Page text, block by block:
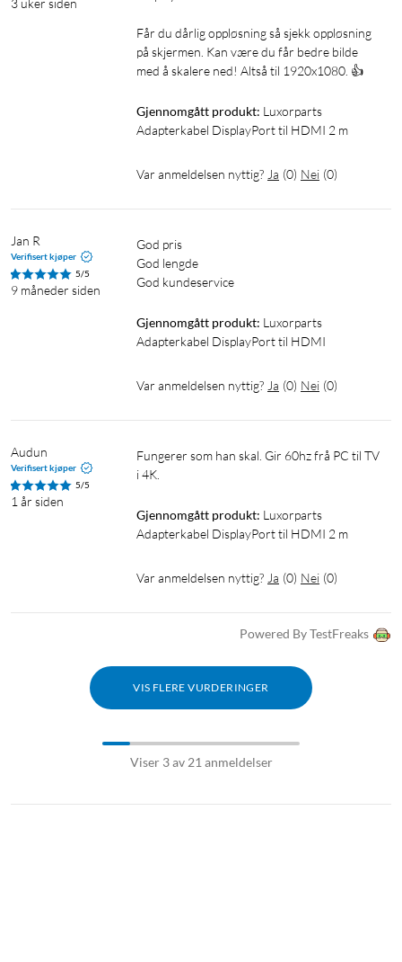
3 uker siden
Får du dårlig oppløsning så sjekk oppløsning
på skjermen. Kan være du får bedre bilde
med å skalere ned! Altså til 1920x1080. 👍
Gjennomgått produkt: Luxorparts
Adapterkabel DisplayPort til HDMI 2 m
Var anmeldelsen nyttig? Ja (0) Nei (0)
Jan R
Verifisert kjøper
5/5
9 måneder siden
God pris
God lengde
God kundeservice
Gjennomgått produkt: Luxorparts
Adapterkabel DisplayPort til HDMI
Var anmeldelsen nyttig? Ja (0) Nei (0)
Audun
Verifisert kjøper
5/5
1 år siden
Fungerer som han skal. Gir 60hz frå PC til TV
i 4K.
Gjennomgått produkt: Luxorparts
Adapterkabel DisplayPort til HDMI 2 m
Var anmeldelsen nyttig? Ja (0) Nei (0)
Powered By TestFreaks
VIS FLERE VURDERINGER
Viser 3 av 21 anmeldelser